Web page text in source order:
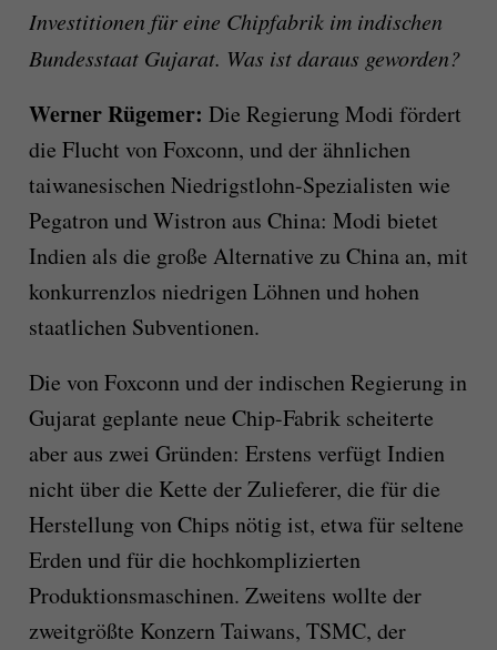
Investitionen für eine Chipfabrik im indischen
Bundesstaat Gujarat. Was ist daraus geworden?
Werner Rügemer: Die Regierung Modi fördert
die Flucht von Foxconn, und der ähnlichen
taiwanesischen Niedrigstlohn-Spezialisten wie
Pegatron und Wistron aus China: Modi bietet
Indien als die große Alternative zu China an, mit
konkurrenzlos niedrigen Löhnen und hohen
staatlichen Subventionen.
Die von Foxconn und der indischen Regierung in
Gujarat geplante neue Chip-Fabrik scheiterte
aber aus zwei Gründen: Erstens verfügt Indien
nicht über die Kette der Zulieferer, die für die
Herstellung von Chips nötig ist, etwa für seltene
Erden und für die hochkomplizierten
Produktionsmaschinen. Zweitens wollte der
zweitgrößte Konzern Taiwans, TSMC, der